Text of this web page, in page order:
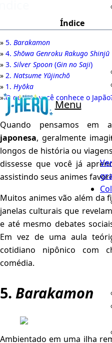
Menu
Índice
5. Barakamon
4. Shōwa Genroku Rakugo Shinjū
3. Silver Spoon (Gin no Saji)
2. Natsume Yūjinchō
1. Hyōka
O quanto você conhece o
Quando pensamos em
japonesa, geralmente
longos de história ou
dissesse que você já
assistindo seus animes
Muitos animes vão além da
janelas culturais que
e até mesmo debates
Em vez de uma aula
cotidiano nipônico com
comédia.
5. Barakamon
Ambientado em uma ilha